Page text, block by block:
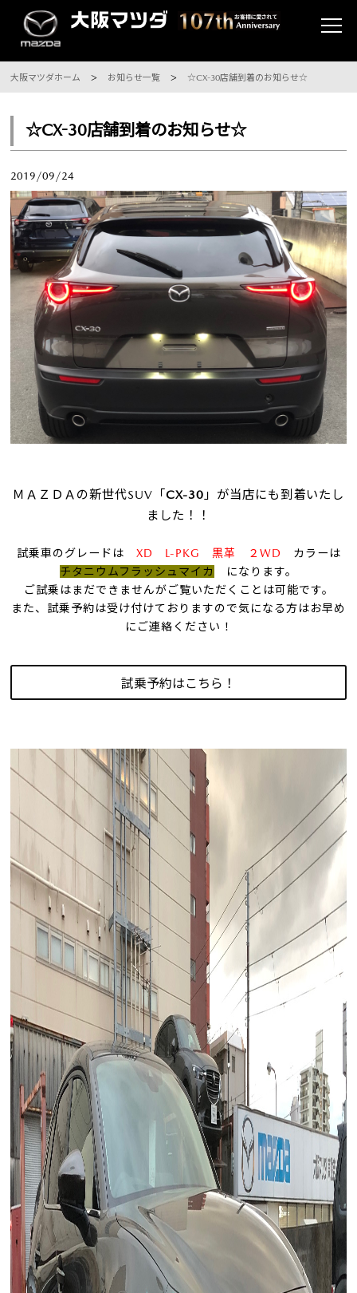
大阪マツダホーム お知らせ一覧 ☆CX-30店舗到着のお知らせ☆
☆CX-30店舗到着のお知らせ☆
2019/09/24
ＭＡＺＤＡの新世代SUV「 CX-30 」が当店にも到着いたし
ました！！
試乗車のグレードは XD L-PKG 黒革 ２WD カラーは
チタニウムフラッシュマイカ
になります。
ご試乗はまだできませんがご覧いただくことは可能です。
また、試乗予約は受け付けておりますので気になる方はお早め
にご連絡ください！
試乗予約はこちら！